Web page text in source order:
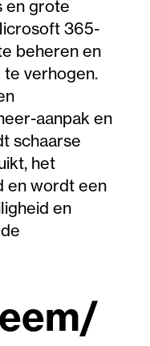
en grote
365-
beheren en
verhogen.
aanpak en
schaarse
het
en wordt een
en